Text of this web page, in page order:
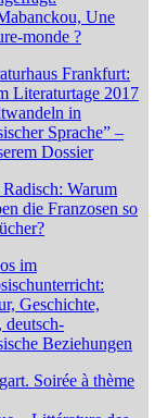
Une
monde ?
Frankfurt:
Literaturtage 2017
in
Sprache” –
Dossier
Warum
die Franzosen so
im
Geschichte,
deutsch-
Beziehungen
Soirée à thème